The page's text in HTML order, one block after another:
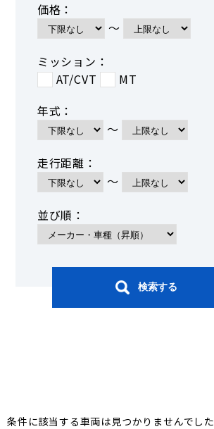
価格：
～
ミッション：
AT/CVT
MT
年式：
～
走行距離：
～
並び順：
条件に該当する車両は見つかりませんでした